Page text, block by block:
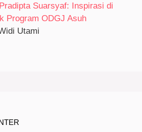
Suarsyaf: Inspirasi di
Program ODGJ Asuh
Utami